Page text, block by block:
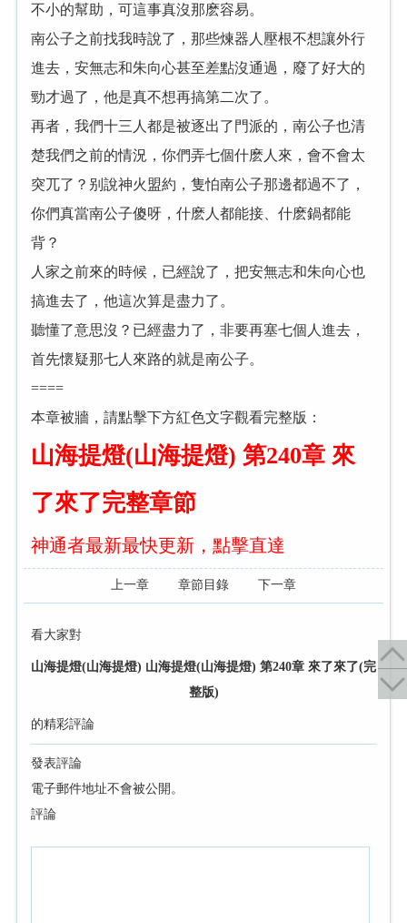
不小的幫助，可這事真沒那麽容易。
南公子之前找我時說了，那些煉器人壓根不想讓外行
進去，安無志和朱向心甚至差點沒通過，廢了好大的
勁才過了，他是真不想再搞第二次了。
再者，我們十三人都是被逐出了門派的，南公子也清
楚我們之前的情況，你們弄七個什麽人來，會不會太
突兀了？别說神火盟約，隻怕南公子那邊都過不了，
你們真當南公子傻呀，什麽人都能接、什麽鍋都能
背？
人家之前來的時候，已經說了，把安無志和朱向心也
搞進去了，他這次算是盡力了。
聽懂了意思沒？已經盡力了，非要再塞七個人進去，
首先懷疑那七人來路的就是南公子。
====
本章被牆，請點擊下方紅色文字觀看完整版：
山海提燈(山海提燈) 第240章 來
了來了完整章節
神通者最新最快更新，點擊直達
上一章 章節目錄 下一章
看大家對
山海提燈(山海提燈) 山海提燈(山海提燈) 第240章 來了來了(完
整版)
的精彩評論
發表評論
電子郵件地址不會被公開。
評論